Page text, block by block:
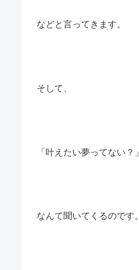
などと言ってきます。
そして、
「叶えたい夢ってない？」
なんて聞いてくるのです。